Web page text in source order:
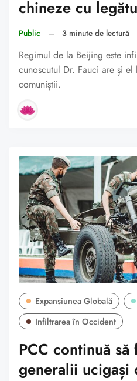
chineze cu
Public – 3 minute de lectură
Regimul de la Beijing este
cunoscutul Dr. Fauci are și
comuniștii.
Expansiunea Globală
Infiltrarea în Occident
PCC continuă să
generalii ucigași